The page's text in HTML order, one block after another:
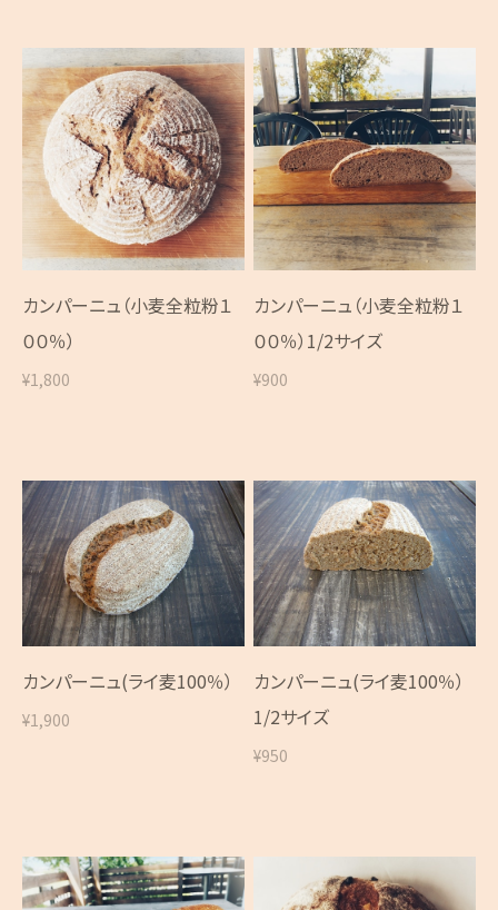
カンパーニュ（小麦全粒粉１
００％）
¥1,800
カンパーニュ（小麦全粒粉１
００％）1/2サイズ
¥900
カンパーニュ(ライ麦100％）
¥1,900
カンパーニュ(ライ麦100％）
1/2サイズ
¥950